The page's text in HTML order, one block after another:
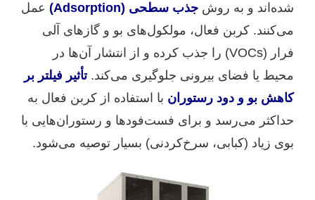
شده‌اند و به روش جذب سطحی (Adsorption)
عمل
می‌کنند. کربن فعال، مولکول‌های بو و گازهای آلی
فرار (VOCs) را جذب کرده و از انتشار آن‌ها در
محیط یا فضای بیرونی جلوگیری می‌کند.تأثیر فیلتر بر
کاهش بو و دود رستوران با استفاده از کربن فعال به
حداکثر می‌رسد و برای فست‌فودها و رستوران‌هایی با
بوی زیاد (کبابی، سرخ‌کردنی) بسیار توصیه می‌شود.